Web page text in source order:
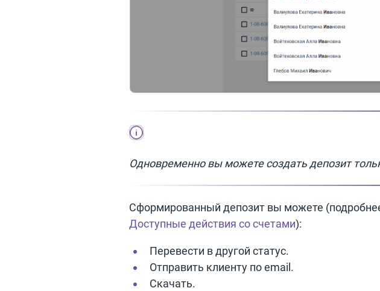
Одновременно вы можете создать депозит
Сформированный депозит вы можете
Доступные действия со счетами):
Перевести в другой статус.
Отправить клиенту по email.
Скачать.